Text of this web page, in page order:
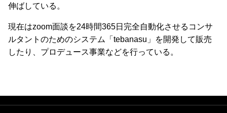
伸ばしている。
現在はzoom面談を24時間365日完全自動化させるコンサ
ルタントのためのシステム「tebanasu」を開発して販売
したり、プロデュース事業などを行っている。